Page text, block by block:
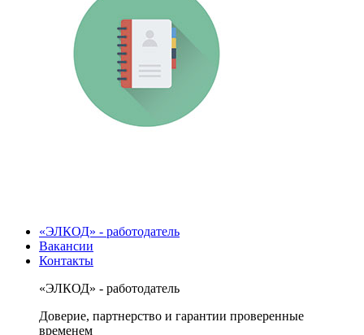
«ЭЛКОД» - работодатель
Вакансии
Контакты
«ЭЛКОД» - работодатель
Доверие, партнерство и гарантии проверенные
временем